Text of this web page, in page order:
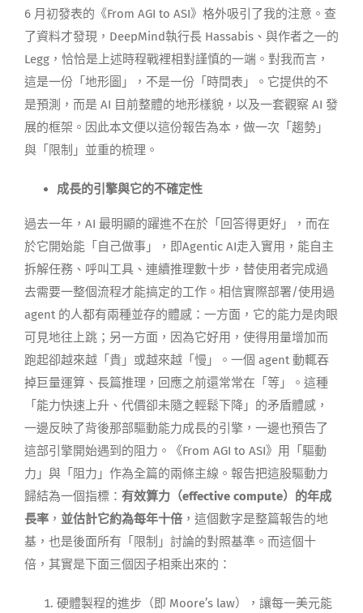
6 月初發表的《From AGI to ASI》格外吸引了我的注意。查
了資料才發現，DeepMind執行長 Hassabis、與作者之一的
Legg，恰恰是上述時程戰裡相對謹慎的一端。對我而言，
這是一份「地形圖」，不是一份「時間表」。它提供的不
是預測，而是 AI 目前整體的地形樣貌，以及一套觀察 AI 發
展的框架。因此本文便以這份報告為本，做一次「趨勢」
與「限制」並重的梳理。
成長的引擎與它的不確定性
過去一年，AI 最明顯的躍進不在於「回答得更好」，而在
於它開始能「自己做事」，即Agentic AI走入實用，能自主
拆解任務、呼叫工具、連續推理數十步，替使用者完成過
去需要一整個流程才能搞定的工作。相信實際部署/使用過
agent 的人都有兩種並存的體感：一方面，它的能力是肉眼
可見地往上跳；另一方面，因為它好用，使得用量增加而
跑起卻越來越「貴」或越來越「慢」。一個 agent 動輒吞
掉巨量運算、長篇推理，回應之前還常常在「等」。這種
「能力快速上升、代價卻未隨之輕鬆下降」的矛盾體感，
一邊反映了背後那部驅動能力成長的引擎，一邊也預告了
這部引擎開始遇到的阻力。《From AGI to ASI》用「驅動
力」與「阻力」作為全篇的兩條主線。報告把這股驅動力
歸結為一個指標： 有效算力（effective compute）的年成
長率， 並估計它約為每年十倍，這個數字是整篇報告的地
基，也是後面所有「限制」討論的對照基準。而這個十
倍，其實是下面三個因子相乘出來的：
硬體製程的進步（即 Moore’s law），讓每一美元能